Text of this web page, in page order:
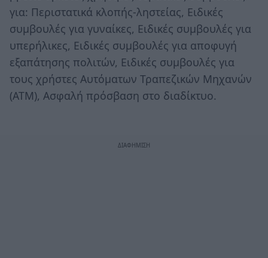
για: Περιστατικά κλοπής-ληστείας, Ειδικές
συμβουλές για γυναίκες, Ειδικές συμβουλές για
υπερήλικες, Ειδικές συμβουλές για αποφυγή
εξαπάτησης πολιτών, Ειδικές συμβουλές για
τους χρήστες Αυτόματων Τραπεζικών Μηχανών
(ΑΤΜ), Ασφαλή πρόσβαση στο διαδίκτυο.